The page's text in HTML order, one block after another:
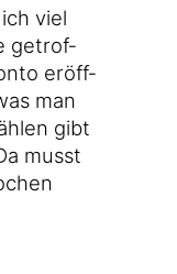
viel
getrof­
eröff­
man
gibt
musst